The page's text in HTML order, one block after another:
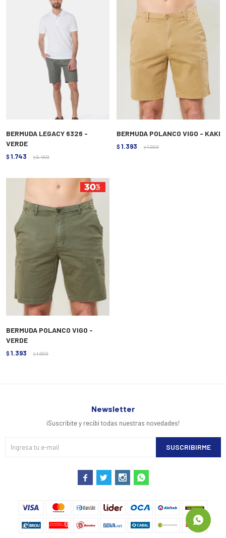
BERMUDA LEGACY 6326 -
VERDE
$ 1.743 $ 2.490
BERMUDA POLANCO VIGO - KAKI
$ 1.393 $ 1.990
BERMUDA POLANCO VIGO -
VERDE
$ 1.393 $ 1.990
Newsletter
¡Suscribite y recibí todas nuestras novedades!
SUSCRIBIRME
   